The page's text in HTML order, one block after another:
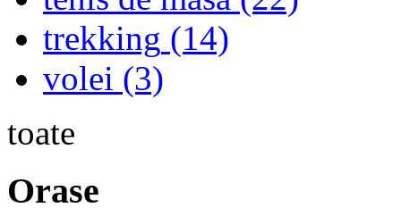
trekking (14)
volei (3)
toate
Orase